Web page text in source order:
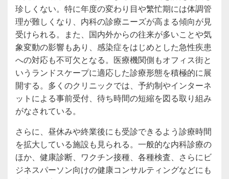
珍しくない。特に年度の変わり目や繁忙期には体調管
理が難しくなり、内科の診療ニーズが高まる傾向が見
受けられる。また、国内外からの往来が多いことや気
象変動の影響もあり、感染症をはじめとした急性疾患
への対応も不可欠となる。医療機関側もオフィス街と
いうランドスケープに適応した診療形態を積極的に展
開する。多くのクリニックでは、予約制やインターネ
ットによる事前受付、待ち時間の短縮を図る取り組み
がなされている。
さらに、昼休みや終業後にも受診できるよう診療時間
を拡大している施設も見られる。一般的な内科診療の
ほか、健康診断、ワクチン接種、各種検査、さらにビ
ジネスパーソン向けの健康コンサルティングなどにも